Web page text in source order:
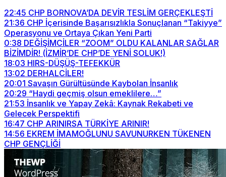
22:45 CHP BORNOVA’DA DEVİR TESLİM GERÇEKLEŞTİ
21:36 CHP İçerisinde Başarısızlıkla Sonuçlanan “Takiyye”
Operasyonu ve Ortaya Çıkan Yeni Parti
0:38 DEĞİŞİMCİLER “ZOOM” OLDU KALANLAR SAĞLAR
BİZİMDİR! (İZMİR’DE CHP’DE YENİ SOLUK!)
18:03 HIRS-DÜŞÜŞ-TEFEKKÜR
13:02 DERHALCİLER!
20:01 Savaşın Gürültüsünde Kaybolan İnsanlık
20:29 “Haydi geçmiş olsun emeklilere…”
21:53 İnsanlık ve Yapay Zekâ: Kaynak Rekabeti ve
Gelecek Perspektifi
16:47 CHP ARINIRSA TÜRKİYE ARINIR!
14:56 EKREM İMAMOĞLUNU SAVUNURKEN TÜKENEN
CHP GENÇLİĞİ